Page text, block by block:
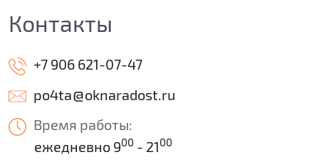
Контакты
+7 906 621-07-47
po4ta
oknaradost.ru
Время работы:
ежедневно 900 - 2100